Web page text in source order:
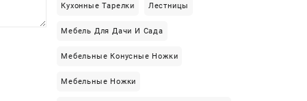
Кухонные Тарелки Лестницы
Мебель Для Дачи И Сада
Мебельные Конусные Ножки
Мебельные Ножки